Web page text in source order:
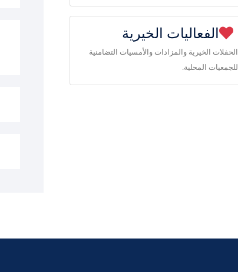
الفعاليات الخيرية
الحفلات الخيرية والمزادات والأمسيات التضامنية
للجمعيات المحلية.